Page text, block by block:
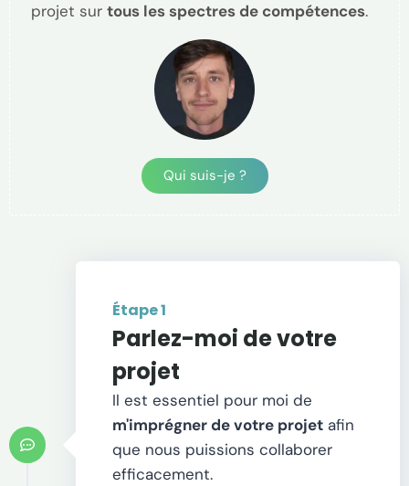
projet sur tous les spectres de compétences.
Qui suis-je ?
Étape 1
Parlez-moi de votre
projet
Il est essentiel pour moi de
m'imprégner de votre projet afin
que nous puissions collaborer
efficacement.